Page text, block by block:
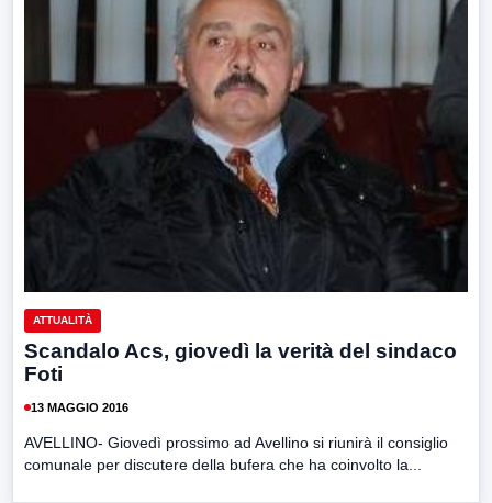
ATTUALITÀ
Scandalo Acs, giovedì la verità del sindaco
Foti
13 MAGGIO 2016
AVELLINO- Giovedì prossimo ad Avellino si riunirà il consiglio
comunale per discutere della bufera che ha coinvolto la...